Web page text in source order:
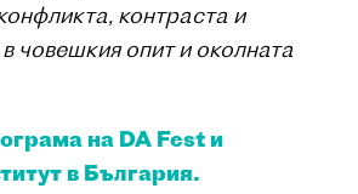
контраста и
човешкия опит и околната
на DA Fest и
в България.